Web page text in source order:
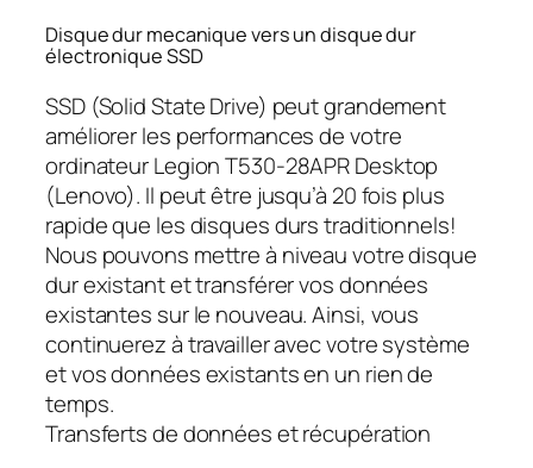
Disque dur mecanique vers un disque dur
électronique SSD
SSD (Solid State Drive) peut grandement
améliorer les performances de votre
ordinateur Legion T530-28APR Desktop
(Lenovo). Il peut être jusqu’à 20 fois plus
rapide que les disques durs traditionnels!
Nous pouvons mettre à niveau votre disque
dur existant et transférer vos données
existantes sur le nouveau. Ainsi, vous
continuerez à travailler avec votre système
et vos données existants en un rien de
temps.
Transferts de données et récupération